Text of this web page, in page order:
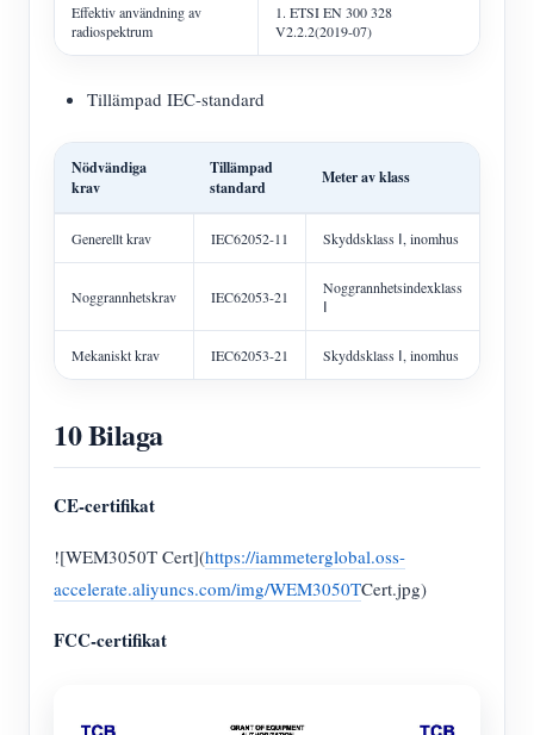
Effektiv användning av
radiospektrum
1. ETSI EN 300 328
V2.2.2(2019-07)
Tillämpad IEC-standard
Nödvändiga
krav
Tillämpad
standard
Meter av klass
Generellt krav IEC62052-11 Skyddsklass Ⅰ, inomhus
Noggrannhetskrav IEC62053-21
Noggrannhetsindexklass
Ⅰ
Mekaniskt krav IEC62053-21 Skyddsklass Ⅰ, inomhus
10 Bilaga
CE-certifikat
![WEM3050T Cert](https://iammeterglobal.oss-
accelerate.aliyuncs.com/img/WEM3050TCert.jpg)
FCC-certifikat